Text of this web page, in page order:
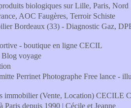
biologiques sur Lille, Paris, Nord
AOC Faugères, Terroir Schiste
Bordeaux (33) - Diagnostic Gaz,
- boutique en ligne CECIL
Blog voyage
Perrinet Photographe Free lance -
immobilier (Vente, Location)
Paris depuis 1990 | Cécile et Jeanne